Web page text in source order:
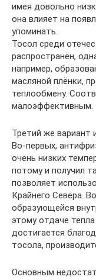
имея довольно
она влияет на
упоминать.
Тосол среди
распространён,
например,
масляной плёнки,
теплообмену.
малоэффективным.
Третий же вариант
Во-первых,
очень низких
потому и получил
позволяет
Крайнего Севера.
образующейся
этому отдаче
достигается
тосола,
Основным